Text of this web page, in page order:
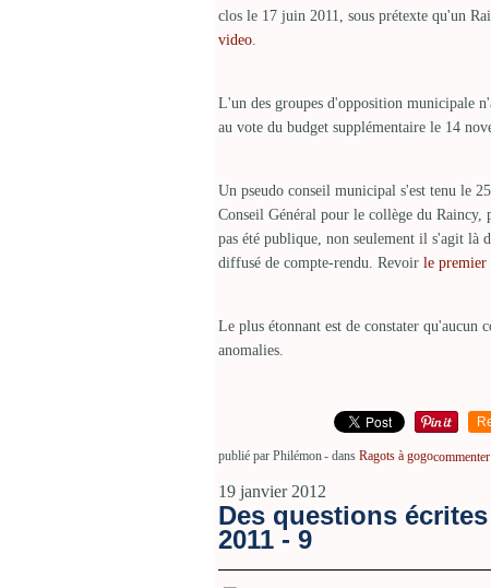
clos le 17 juin 2011, sous prétexte qu'un
video.
L'un des groupes d'opposition municipale
au vote du budget supplémentaire le 14
Un pseudo conseil municipal s'est tenu le
Conseil Général pour le collège du
pas été publique, non seulement il s'agit là
diffusé de compte-rendu. Revoir le premier
Le plus étonnant est de constater qu'aucun
anomalies.
publié par Philémon- dans Ragots à gogo
19 janvier 2012
Des questions
2011 - 9